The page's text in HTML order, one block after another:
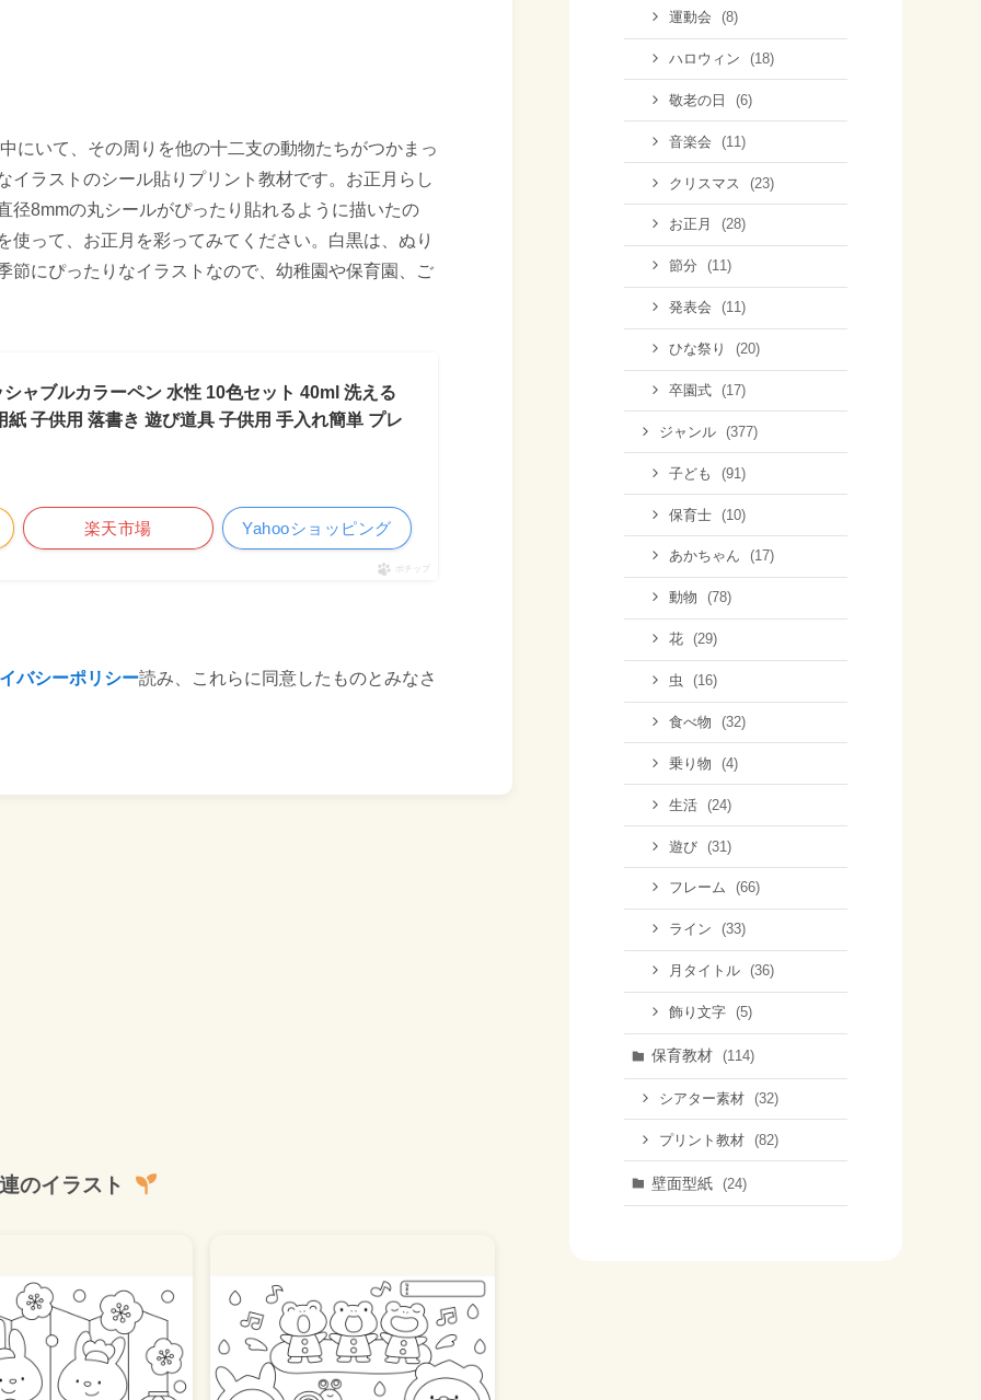
にいて、その周りを他の十二支の動物たちがつかまっ
イラストのシール貼りプリント教材です。お正月らし
径8mmの丸シールがぴったり貼れるように描いたの
って、お正月を彩ってみてください。白黒は、ぬり
節にぴったりなイラストなので、幼稚園や保育園、ご
ャブルカラーペン 水性 10色セット 40ml 洗える
紙 子供用 落書き 遊び道具 子供用 手入れ簡単 プレ
楽天市場 Yahooショッピング
ポチップ
バシーポリシー読み、これらに同意したものとみなさ
のイラスト
運動会 (8)
ハロウィン (18)
敬老の日 (6)
音楽会 (11)
クリスマス (23)
お正月 (28)
節分 (11)
発表会 (11)
ひな祭り (20)
卒園式 (17)
ジャンル (377)
子ども (91)
保育士 (10)
あかちゃん (17)
動物 (78)
花 (29)
虫 (16)
食べ物 (32)
乗り物 (4)
生活 (24)
遊び (31)
フレーム (66)
ライン (33)
月タイトル (36)
飾り文字 (5)
保育教材 (114)
シアター素材 (32)
プリント教材 (82)
壁面型紙 (24)